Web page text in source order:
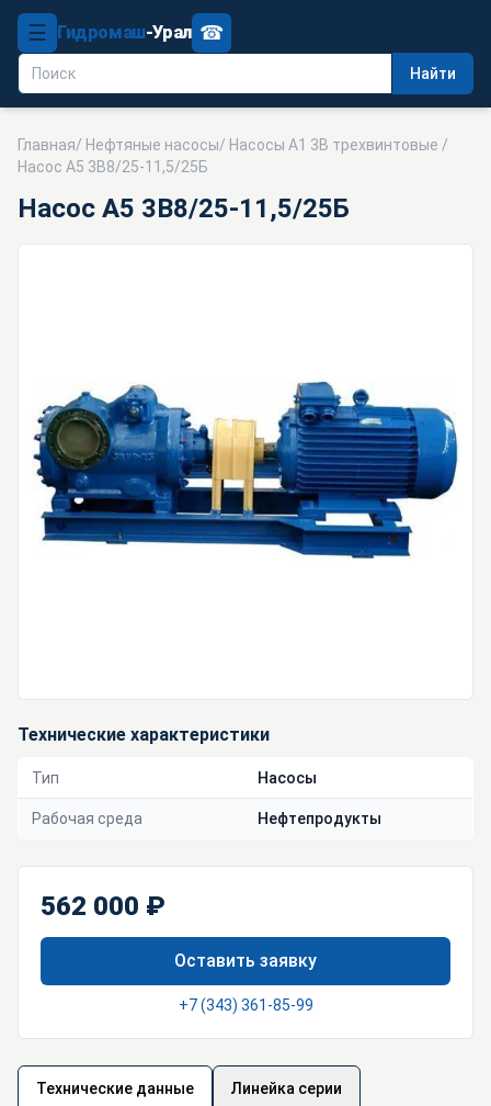
☰ Гидромаш-Урал
Найти
☎
Главная/ Нефтяные насосы/ Насосы А1 3В трехвинтовые /
Насос А5 3В8/25-11,5/25Б
Насос А5 3В8/25-11,5/25Б
Технические характеристики
Тип Насосы
Рабочая среда Нефтепродукты
562 000 ₽
Оставить заявку
+7 (343) 361-85-99
Технические данные Линейка серии